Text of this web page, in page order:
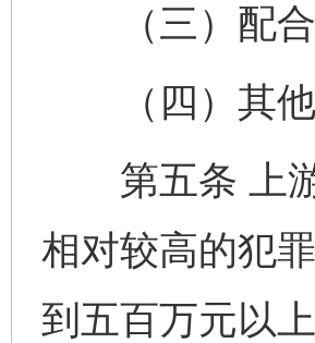
（三）配合
（四）其他
第五条 上游
相对较高的犯
到五百万元以